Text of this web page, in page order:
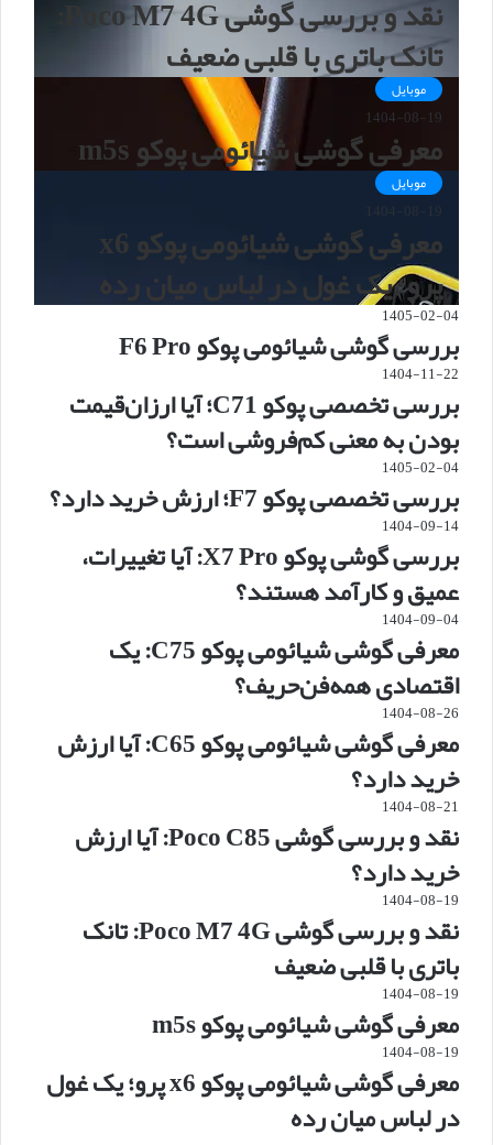
تانک باتری با قلبی ضعیف
موبایل
1404-08-19
معرفی گوشی شیائومی پوکو m5s
موبایل
1404-08-19
معرفی گوشی شیائومی پوکو x6
پرو؛ یک غول در لباس میان رده
1405-02-04
بررسی گوشی شیائومی پوکو F6 Pro
1404-11-22
بررسی تخصصی پوکو C71؛ آیا ارزان‌قیمت
بودن به معنی کم‌فروشی است؟
1405-02-04
بررسی تخصصی پوکو F7؛ ارزش خرید دارد؟
1404-09-14
بررسی گوشی پوکو X7 Pro: آیا تغییرات،
عمیق و کارآمد هستند؟
1404-09-04
معرفی گوشی شیائومی پوکو C75: یک
اقتصادی همه‌فن‌حریف؟
1404-08-26
معرفی گوشی شیائومی پوکو C65: آیا ارزش
خرید دارد؟
1404-08-21
نقد و بررسی گوشی Poco C85: آیا ارزش
خرید دارد؟
1404-08-19
نقد و بررسی گوشی Poco M7 4G: تانک
باتری با قلبی ضعیف
1404-08-19
معرفی گوشی شیائومی پوکو m5s
1404-08-19
معرفی گوشی شیائومی پوکو x6 پرو؛ یک غول
در لباس میان رده